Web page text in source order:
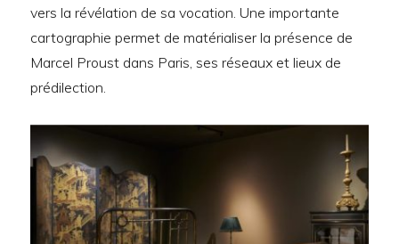
vers la révélation de sa vocation. Une importante
cartographie permet de matérialiser la présence de
Marcel Proust dans Paris, ses réseaux et lieux de
prédilection.